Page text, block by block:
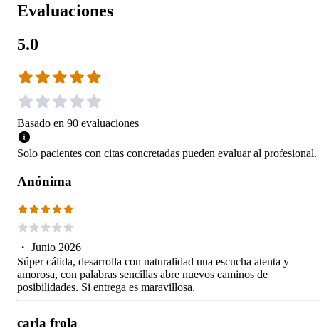
Evaluaciones
5.0
Basado en 90 evaluaciones
Solo pacientes con citas concretadas pueden evaluar al profesional.
Anónima
・ Junio 2026
Súper cálida, desarrolla con naturalidad una escucha atenta y
amorosa, con palabras sencillas abre nuevos caminos de
posibilidades. Si entrega es maravillosa.
carla frola